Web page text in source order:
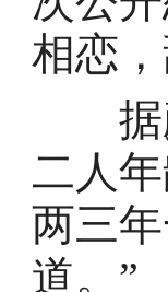
相恋，
据颜
二人
两三
道。”